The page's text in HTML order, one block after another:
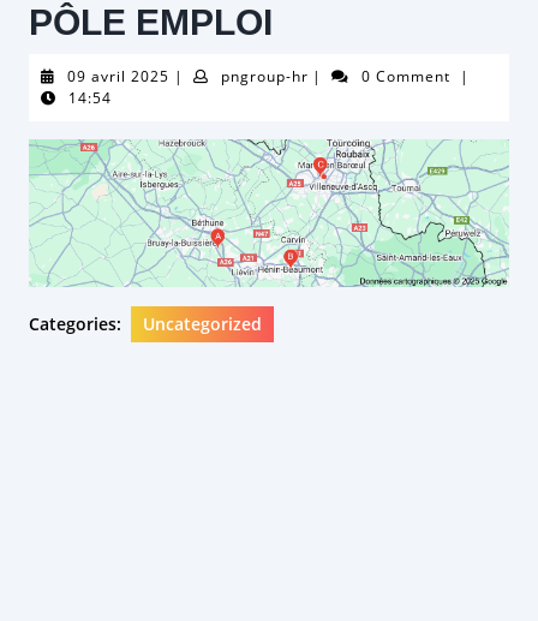
PÔLE EMPLOI
09 avril 2025 09| pngroup-hrpngroup-
| 0 Comment
|
14:54
Categories: Uncategorized